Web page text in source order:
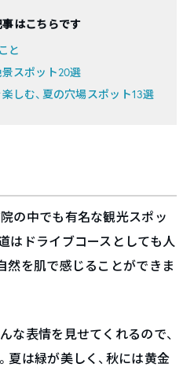
はこちらです
と
スポット20選
しむ、夏の穴場スポット13選
の中でも有名な観光スポッ
はドライブコースとしても人
然を肌で感じることができま
な表情を見せてくれるので、
夏は緑が美しく、秋には黄金